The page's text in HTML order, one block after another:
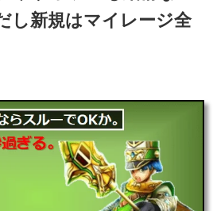
し新規はマイレージ全